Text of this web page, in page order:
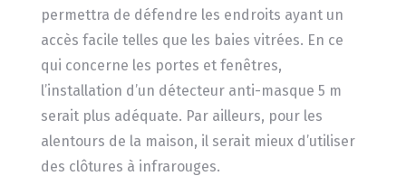
permettra de défendre les endroits ayant un
accès facile telles que les baies vitrées. En ce
qui concerne les portes et fenêtres,
l’installation d’un détecteur anti-masque 5 m
serait plus adéquate. Par ailleurs, pour les
alentours de la maison, il serait mieux d’utiliser
des clôtures à infrarouges.